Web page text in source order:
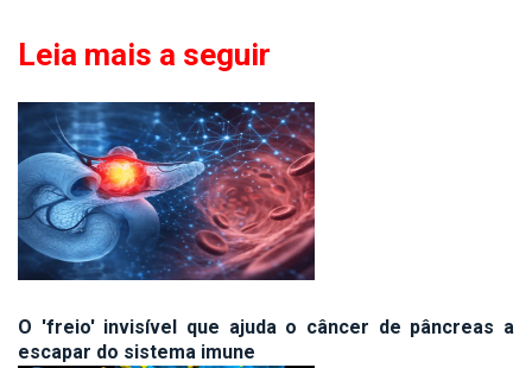
Leia mais a seguir
O 'freio' invisível que ajuda o câncer de pâncreas a
escapar do sistema imune